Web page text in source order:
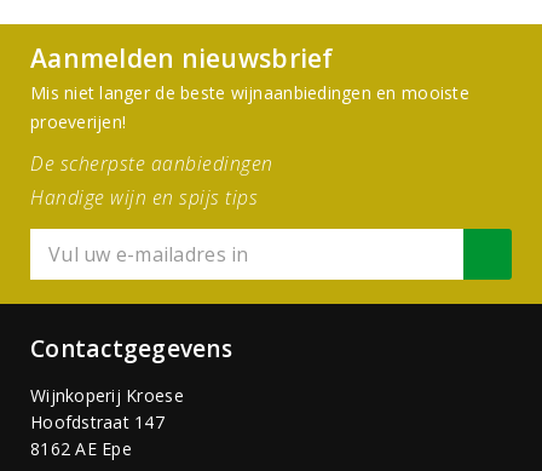
Aanmelden nieuwsbrief
Mis niet langer de beste wijnaanbiedingen en mooiste
proeverijen!
De scherpste aanbiedingen
Handige wijn en spijs tips
Contactgegevens
Wijnkoperij Kroese
Hoofdstraat 147
8162 AE Epe